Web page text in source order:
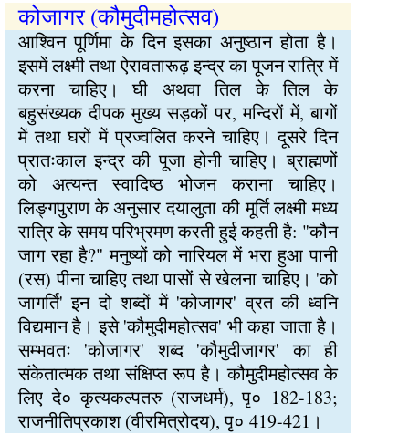
कोजागर (कौमुदीमहोत्सव)
आश्विन पूर्णिमा के दिन इसका अनुष्ठान होता है।
इसमें लक्ष्मी तथा ऐरावतारूढ़ इन्द्र का पूजन रात्रि में
करना चाहिए। घी अथवा तिल के तिल के
बहुसंख्यक दीपक मुख्य सड़कों पर, मन्दिरों में, बागों
में तथा घरों में प्रज्वलित करने चाहिए। दूसरे दिन
प्रातःकाल इन्द्र की पूजा होनी चाहिए। ब्राह्मणों
को अत्यन्त स्वादिष्ठ भोजन कराना चाहिए।
लिङ्गपुराण के अनुसार दयालुता की मूर्ति लक्ष्मी मध्य
रात्रि के समय परिभ्रमण करती हुई कहती है: "कौन
जाग रहा है?" मनुष्यों को नारियल में भरा हुआ पानी
(रस) पीना चाहिए तथा पासों से खेलना चाहिए। 'को
जागर्ति' इन दो शब्दों में 'कोजागर' व्रत की ध्वनि
विद्यमान है। इसे 'कौमुदीमहोत्सव' भी कहा जाता है।
सम्भवतः 'कोजागर' शब्द 'कौमुदीजागर' का ही
संकेतात्मक तथा संक्षिप्त रूप है। कौमुदीमहोत्सव के
लिए दे० कृत्यकल्पतरु (राजधर्म), पृ० 182-183;
राजनीतिप्रकाश (वीरमित्रोदय), पृ० 419-421।